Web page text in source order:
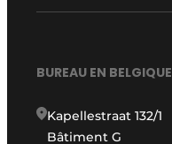
BUREAU EN BELGIQUE
Kapellestraat 132/1
Bâtiment G